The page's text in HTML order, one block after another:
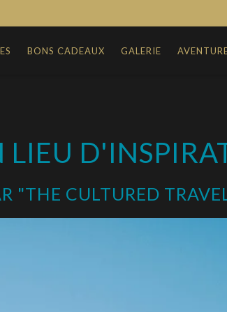
BONS CADEAUX GALERIE
LIEU
"THE CULTURED